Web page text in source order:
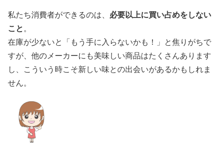
私たち消費者ができるのは、 必要以上に買い占めをしない
こと。
在庫が少ないと「もう手に入らないかも！」と焦りがちで
すが、他のメーカーにも美味しい商品はたくさんあります
し、こういう時こそ新しい味との出会いがあるかもしれま
せん。